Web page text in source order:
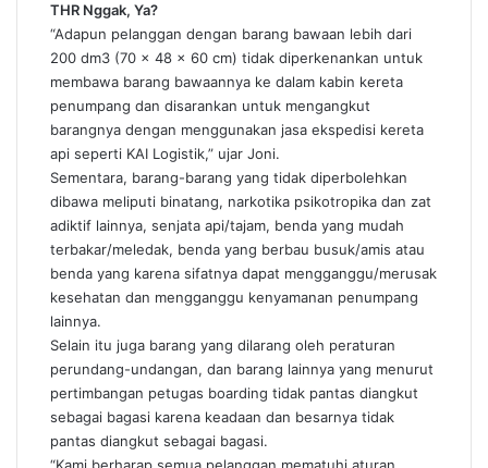
THR Nggak, Ya?
“Adapun pelanggan dengan barang bawaan lebih dari
200 dm3 (70 x 48 x 60 cm) tidak diperkenankan untuk
membawa barang bawaannya ke dalam kabin kereta
penumpang dan disarankan untuk mengangkut
barangnya dengan menggunakan jasa ekspedisi kereta
api seperti KAI Logistik,” ujar Joni.
Sementara, barang-barang yang tidak diperbolehkan
dibawa meliputi binatang, narkotika psikotropika dan zat
adiktif lainnya, senjata api/tajam, benda yang mudah
terbakar/meledak, benda yang berbau busuk/amis atau
benda yang karena sifatnya dapat mengganggu/merusak
kesehatan dan mengganggu kenyamanan penumpang
lainnya.
Selain itu juga barang yang dilarang oleh peraturan
perundang-undangan, dan barang lainnya yang menurut
pertimbangan petugas boarding tidak pantas diangkut
sebagai bagasi karena keadaan dan besarnya tidak
pantas diangkut sebagai bagasi.